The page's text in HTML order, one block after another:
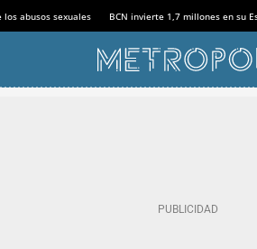
los abusos sexuales BCN invierte 1,7 millones en su